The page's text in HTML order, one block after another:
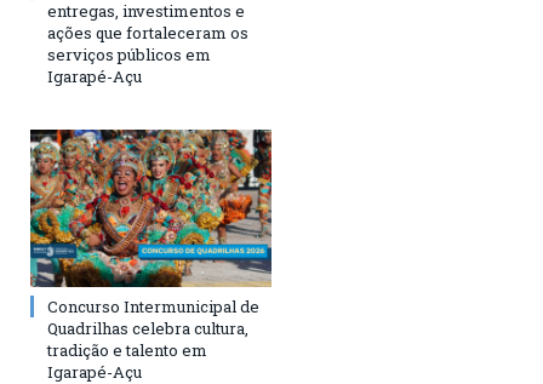
entregas, investimentos e
ações que fortaleceram os
serviços públicos em
Igarapé-Açu
Concurso Intermunicipal de
Quadrilhas celebra cultura,
tradição e talento em
Igarapé-Açu